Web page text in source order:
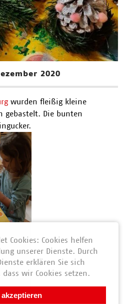
2020
wurden fleißig kleine
gebastelt. Die bunten
Cookies: Cookies helfen
unserer Dienste. Durch
erklären Sie sich
wir Cookies setzen.